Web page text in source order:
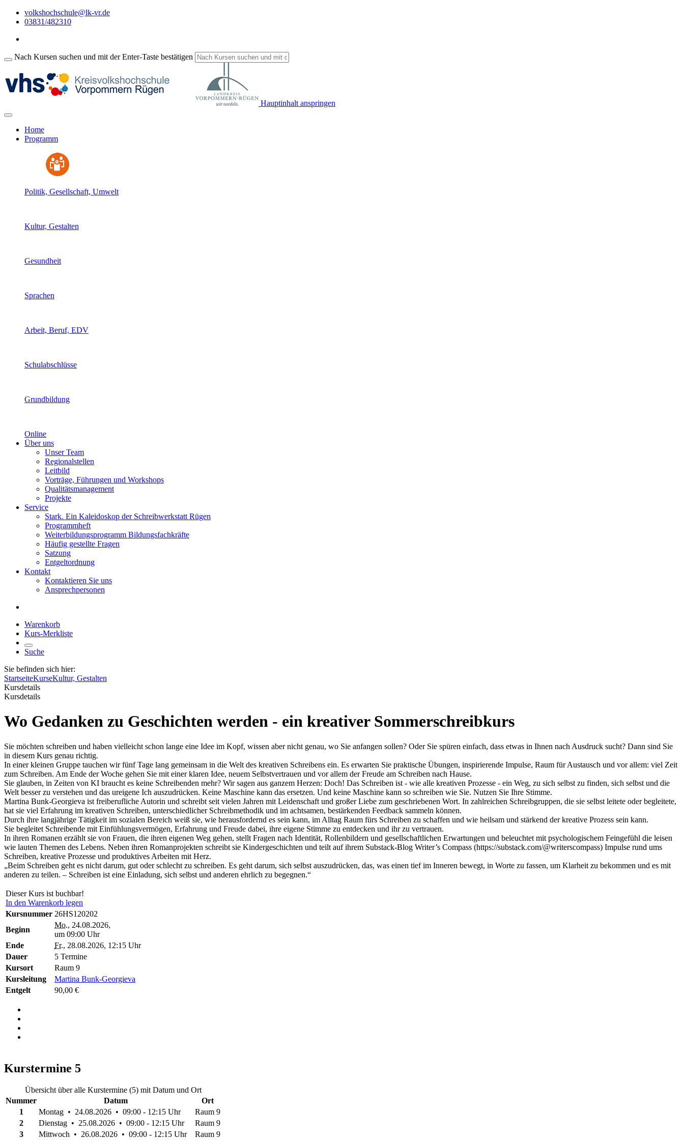
volkshochschule@lk-vr.de
03831/482310
Nach Kursen suchen und mit der Enter-Taste bestätigen
Hauptinhalt anspringen
Home
Programm
Politik, Gesellschaft, Umwelt
Kultur, Gestalten
Gesundheit
Sprachen
Arbeit, Beruf, EDV
Schulabschlüsse
Grundbildung
Online
Über uns
Unser Team
Regionalstellen
Leitbild
Vorträge, Führungen und Workshops
Qualitätsmanagement
Projekte
Service
Stark. Ein Kaleidoskop der Schreibwerkstatt Rügen
Programmheft
Weiterbildungsprogramm Bildungsfachkräfte
Häufig gestellte Fragen
Satzung
Entgeltordnung
Kontakt
Kontaktieren Sie uns
Ansprechpersonen
Warenkorb
Kurs-Merkliste
Suche
Sie befinden sich hier:
StartseiteKurseKultur, Gestalten
Kursdetails
Kursdetails
Wo Gedanken zu Geschichten werden - ein kreativer Sommerschreibkurs
Sie möchten schreiben und haben vielleicht schon lange eine Idee im Kopf, wissen aber nicht genau, wo Sie anfangen sollen? Oder Sie spüren einfach, dass etwas in Ihnen nach Ausdruck sucht? Dann sind Sie
in diesem Kurs genau richtig.
In einer kleinen Gruppe tauchen wir fünf Tage lang gemeinsam in die Welt des kreativen Schreibens ein. Es erwarten Sie praktische Übungen, inspirierende Impulse, Raum für Austausch und vor allem: viel Zeit
zum Schreiben. Am Ende der Woche gehen Sie mit einer klaren Idee, neuem Selbstvertrauen und vor allem der Freude am Schreiben nach Hause.
Sie glauben, in Zeiten von KI braucht es keine Schreibenden mehr? Wir sagen aus ganzem Herzen: Doch! Das Schreiben ist - wie alle kreativen Prozesse - ein Weg, zu sich selbst zu finden, sich selbst und die
Welt besser zu verstehen und das ureigene Ich auszudrücken. Keine Maschine kann das ersetzen. Und keine Maschine kann so schreiben wie Sie. Nutzen Sie Ihre Stimme.
Martina Bunk-Georgieva ist freiberufliche Autorin und schreibt seit vielen Jahren mit Leidenschaft und großer Liebe zum geschriebenen Wort. In zahlreichen Schreibgruppen, die sie selbst leitete oder begleitete,
hat sie viel Erfahrung im kreativen Schreiben, unterschiedlicher Schreibmethodik und im achtsamen, bestärkenden Feedback sammeln können.
Durch ihre langjährige Tätigkeit im sozialen Bereich weiß sie, wie herausfordernd es sein kann, im Alltag Raum fürs Schreiben zu schaffen und wie heilsam und stärkend der kreative Prozess sein kann.
Sie begleitet Schreibende mit Einfühlungsvermögen, Erfahrung und Freude dabei, ihre eigene Stimme zu entdecken und ihr zu vertrauen.
In ihren Romanen erzählt sie von Frauen, die ihren eigenen Weg gehen, stellt Fragen nach Identität, Rollenbildern und gesellschaftlichen Erwartungen und beleuchtet mit psychologischem Feingefühl die leisen
wie lauten Themen des Lebens. Neben ihren Romanprojekten schreibt sie Kindergeschichten und teilt auf ihrem Substack-Blog Writer’s Compass (https://substack.com/@writerscompass) Impulse rund ums
Schreiben, kreative Prozesse und produktives Arbeiten mit Herz.
„Beim Schreiben geht es nicht darum, gut oder schlecht zu schreiben. Es geht darum, sich selbst auszudrücken, das, was einen tief im Inneren bewegt, in Worte zu fassen, um Klarheit zu bekommen und es mit
anderen zu teilen. – Schreiben ist eine Einladung, sich selbst und anderen ehrlich zu begegnen.“
Dieser Kurs ist buchbar!
In den Warenkorb legen
Kursnummer 26HS120202
Beginn
Mo., 24.08.2026,
um 09:00 Uhr
Ende
Fr., 28.08.2026, 12:15 Uhr
Dauer
5 Termine
Kursort
Raum 9
Kursleitung
Martina Bunk-Georgieva
Entgelt
90,00 €
Kurstermine 5
Übersicht über alle Kurstermine (5) mit Datum und Ort
Nummer
Datum
Ort
1
Montag • 24.08.2026 • 09:00 - 12:15 Uhr
Raum 9
2
Dienstag • 25.08.2026 • 09:00 - 12:15 Uhr
Raum 9
3
Mittwoch • 26.08.2026 • 09:00 - 12:15 Uhr Raum 9